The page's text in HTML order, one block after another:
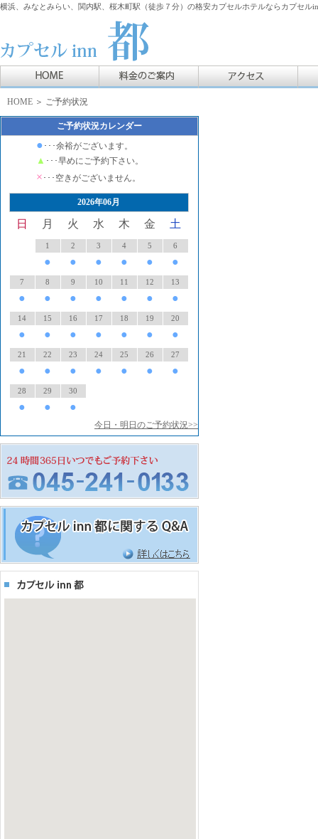
横浜、みなとみらい、関内駅、桜木町駅（徒歩７分）の格安カプセルホテルならカプセル
HOME ＞ ご予約状況
ご予約状況カレンダー
● ･･･余裕がございます。
▲ ･･･早めにご予約下さい。
× ･･･空きがございません。
2026年06月
日 月 火 水 木 金 土
1
●
2
●
3
●
4
●
5
●
6
●
7
●
8
●
9
●
10
●
11
●
12
●
13
●
14
●
15
●
16
●
17
●
18
●
19
●
20
●
21
●
22
●
23
●
24
●
25
●
26
●
27
●
28
●
29
●
30
●
今日・明日のご予約状況>>